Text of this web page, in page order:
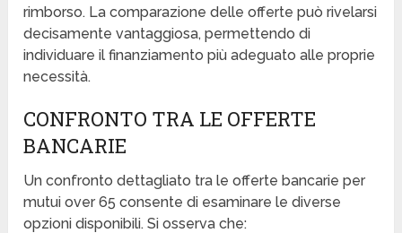
rimborso. La comparazione delle offerte può rivelarsi
decisamente vantaggiosa, permettendo di
individuare il finanziamento più adeguato alle proprie
necessità.
CONFRONTO TRA LE OFFERTE
BANCARIE
Un confronto dettagliato tra le offerte bancarie per
mutui over 65 consente di esaminare le diverse
opzioni disponibili. Si osserva che: